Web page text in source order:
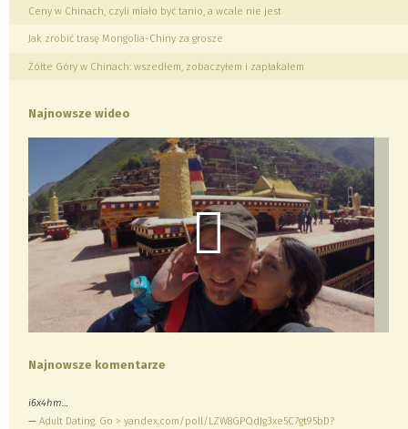
Ceny w Chinach, czyli miało być tanio, a wcale nie jest
Jak zrobić trasę Mongolia-Chiny za grosze
Żółte Góry w Chinach: wszedłem, zobaczyłem i zapłakałem
Najnowsze wideo
Najnowsze komentarze
i6x4hm…
—Adult Dating. Go > yandex.com/poll/LZW8GPQdJg3xe5C7gt95bD?